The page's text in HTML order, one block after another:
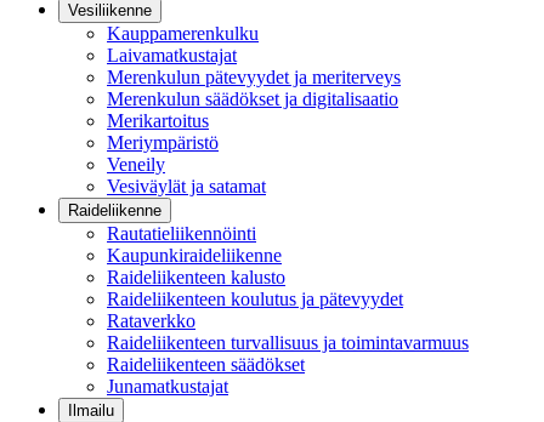
Vesiliikenne
Kauppamerenkulku
Laivamatkustajat
Merenkulun pätevyydet ja meriterveys
Merenkulun säädökset ja digitalisaatio
Merikartoitus
Meriympäristö
Veneily
Vesiväylät ja satamat
Raideliikenne
Rautatieliikennöinti
Kaupunkiraideliikenne
Raideliikenteen kalusto
Raideliikenteen koulutus ja pätevyydet
Rataverkko
Raideliikenteen turvallisuus ja toimintavarmuus
Raideliikenteen säädökset
Junamatkustajat
Ilmailu